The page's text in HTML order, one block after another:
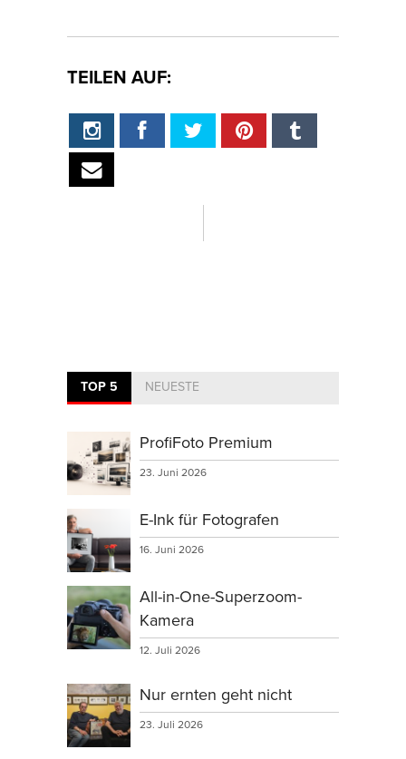
TEILEN AUF:
TOP 5 NEUESTE
ProfiFoto Premium
23. Juni 2026
E-Ink für Fotografen
16. Juni 2026
All-in-One-Superzoom-
Kamera
12. Juli 2026
Nur ernten geht nicht
23. Juli 2026